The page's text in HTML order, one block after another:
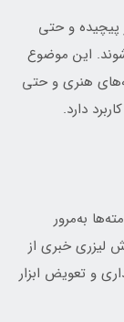
پیچیده و حتی
این موضوع
هنری و حتی
دارد.
به‌مرور
لیزری خبری از
و تعویض ابزار